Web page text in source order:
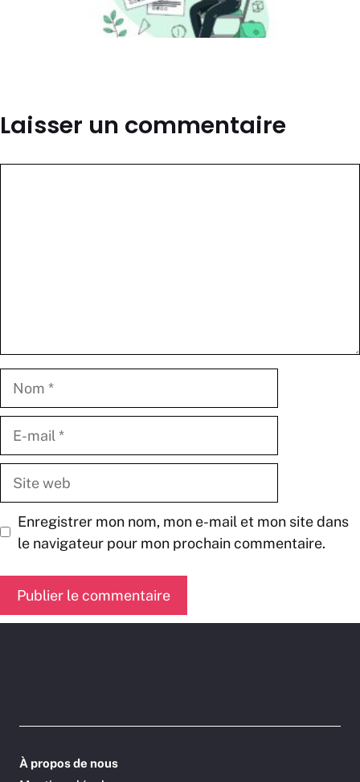
Laisser un commentaire
Enregistrer mon nom, mon e-mail et mon site dans
le navigateur pour mon prochain commentaire.
À propos de nous